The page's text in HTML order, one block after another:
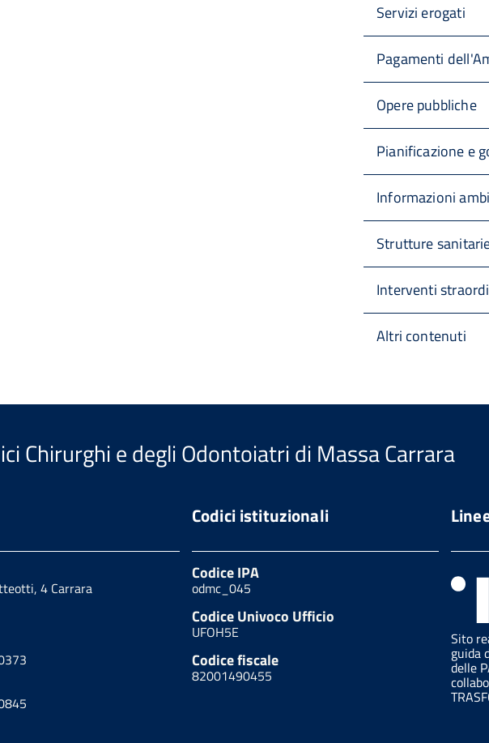
Servizi erogati
Pagamenti
Opere pubbliche
Pianificazione e
Informazioni
Strutture
Interventi
Altri contenuti
Chirurghi e degli Odontoiatri di Massa Carrara
4 Carrara
Codici istituzionali
Codice IPA
odmc_045
Codice Univoco Ufficio
UFOH5E
Codice fiscale
82001490455
Sito
guida
delle